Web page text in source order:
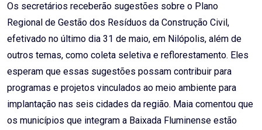
Os secretários receberão sugestões sobre o Plano
Regional de Gestão dos Resíduos da Construção Civil,
efetivado no último dia 31 de maio, em Nilópolis, além de
outros temas, como coleta seletiva e reflorestamento. Eles
esperam que essas sugestões possam contribuir para
programas e projetos vinculados ao meio ambiente para
implantação nas seis cidades da região. Maia comentou que
os municípios que integram a Baixada Fluminense estão